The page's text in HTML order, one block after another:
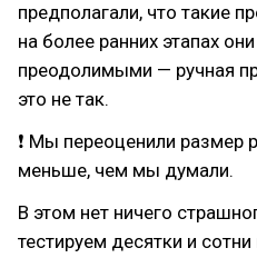
предполагали, что такие
на более ранних этапах
преодолимыми — ручная
это не так.
❗ Мы переоценили размер
меньше, чем мы думали.
В этом нет ничего
тестируем десятки и